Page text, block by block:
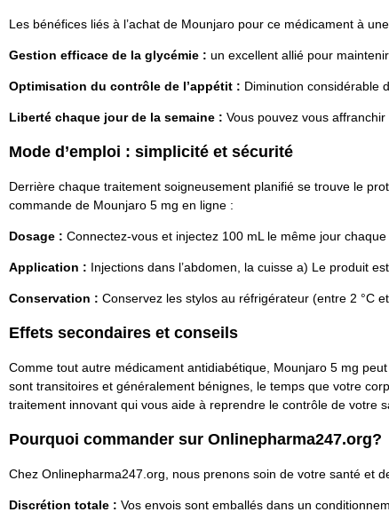
Les bénéfices liés à l’achat de Mounjaro pour ce médicament à
Gestion efficace de la glycémie : un excellent allié pour
Optimisation du contrôle de l’appétit : Diminution considérable
Liberté chaque jour de la semaine : Vous pouvez vous
Mode d’emploi : simplicité et sécurité
Derrière chaque traitement soigneusement planifié se trouve le
commande de Mounjaro 5 mg en ligne :
Dosage : Connectez-vous et injectez 100 mL le même jour
Application : Injections dans l’abdomen, la cuisse a) Le produit
Conservation : Conservez les stylos au réfrigérateur (entre 2 °C
Effets secondaires et conseils
Comme tout autre médicament antidiabétique, Mounjaro 5 mg
sont transitoires et généralement bénignes, le temps que votre
traitement innovant qui vous aide à reprendre le contrôle de votre
Pourquoi commander sur Onlinepharma247.org?
Chez Onlinepharma247.org, nous prenons soin de votre santé et
Discrétion totale : Vos envois sont emballés dans un